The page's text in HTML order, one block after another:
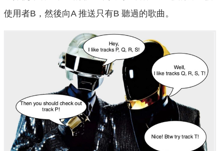
使用者B，然後向A 推送只有B 聽過的歌曲。